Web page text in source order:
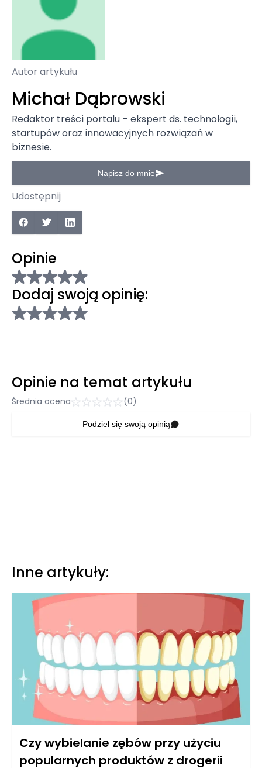
Autor artykułu
Michał Dąbrowski
Redaktor treści portalu – ekspert ds. technologii,
startupów oraz innowacyjnych rozwiązań w
biznesie.
Napisz do mnie
Udostępnij
Opinie
Dodaj swoją opinię:
Opinie na temat artykułu
Średnia ocena (0)
Podziel się swoją opinią
Inne artykuły:
Czy wybielanie zębów przy użyciu
popularnych produktów z drogerii